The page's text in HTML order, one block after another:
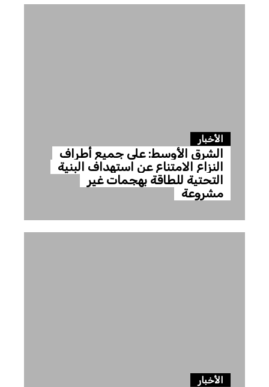
الأخبار
الشرق الأوسط: على جميع أطراف
النزاع الامتناع عن استهداف البنية
التحتية للطاقة بهجمات غير
مشروعة
الأخبار